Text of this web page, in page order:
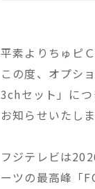
平素よりちゅピ
この度、オプシ
3chセット」に
お知らせいたしま
フジテレビは
ーツの最高峰「